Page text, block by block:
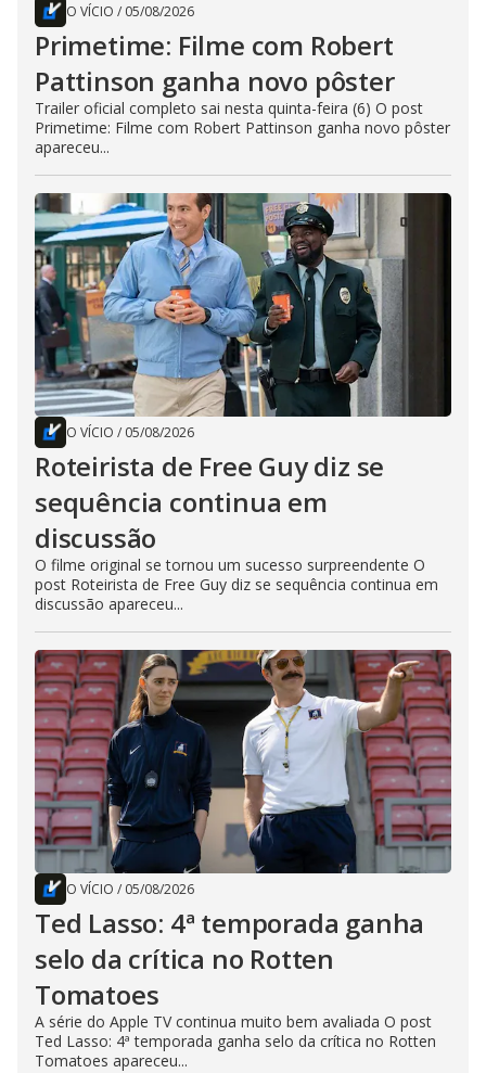
O VÍCIO / 05/08/2026
Primetime: Filme com Robert
Pattinson ganha novo pôster
Trailer oficial completo sai nesta quinta-feira (6) O post
Primetime: Filme com Robert Pattinson ganha novo pôster
apareceu...
O VÍCIO / 05/08/2026
Roteirista de Free Guy diz se
sequência continua em
discussão
O filme original se tornou um sucesso surpreendente O
post Roteirista de Free Guy diz se sequência continua em
discussão apareceu...
O VÍCIO / 05/08/2026
Ted Lasso: 4ª temporada ganha
selo da crítica no Rotten
Tomatoes
A série do Apple TV continua muito bem avaliada O post
Ted Lasso: 4ª temporada ganha selo da crítica no Rotten
Tomatoes apareceu...